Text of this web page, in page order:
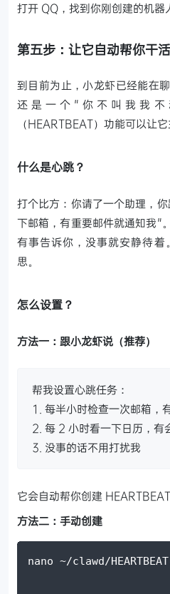
打开 QQ，找到你刚创建的机器
第五步：让它自动帮你干
到目前为止，小龙虾已经能在
还是一个"你不叫我我
（HEARTBEAT）功能可以让它
什么是心跳？
打个比方：你请了一个助理，
下邮箱，有重要邮件就通知我"
有事告诉你，没事就安静待
思。
怎么设置？
方法一：跟小龙虾说（推荐）
帮我设置心跳任务：
1. 每半小时检查一次邮箱，
2. 每 2 小时看一下日历，有
3. 没事的话不用打扰我
它会自动帮你创建
方法二：手动创建
nano ~/clawd/